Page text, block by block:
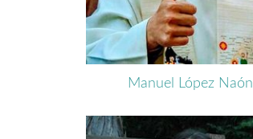
Manuel López Naón